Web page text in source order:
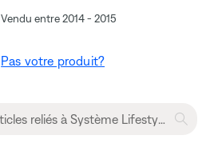
Vendu entre 2014 - 2015
Pas votre produit?